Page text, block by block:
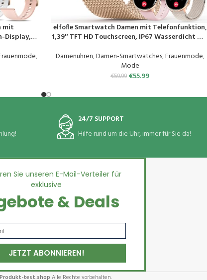
mit
Display,
120+
Android
,
PRODUKT KAUFEN
elfofle Smartwatch Damen mit Telefonfunktion,
1,39″ TFT HD Touchscreen, IP67 Wasserdicht mit
Schlafmonitor,Armbanduhr für iOS Android
Rosa Gold
Damenuhren,Damen-Smartwatches,Frauenmode,
Mode
€59.99 €55.99
24/7 SUPPORT
Hilfe rund um die Uhr, immer für Sie da!
Sie unseren E-Mail-Verteiler für
exklusive
& Deals
Produkt-test.shop Alle Rechte vorbehalten.